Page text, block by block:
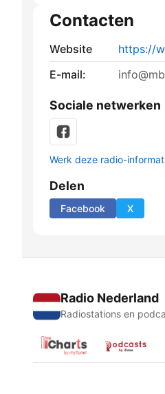
Contacten
Website
https://
E-mail:
Sociale netwerken
Werk deze radio-
Delen
Facebook X
Radio Nederland
Radiostations en